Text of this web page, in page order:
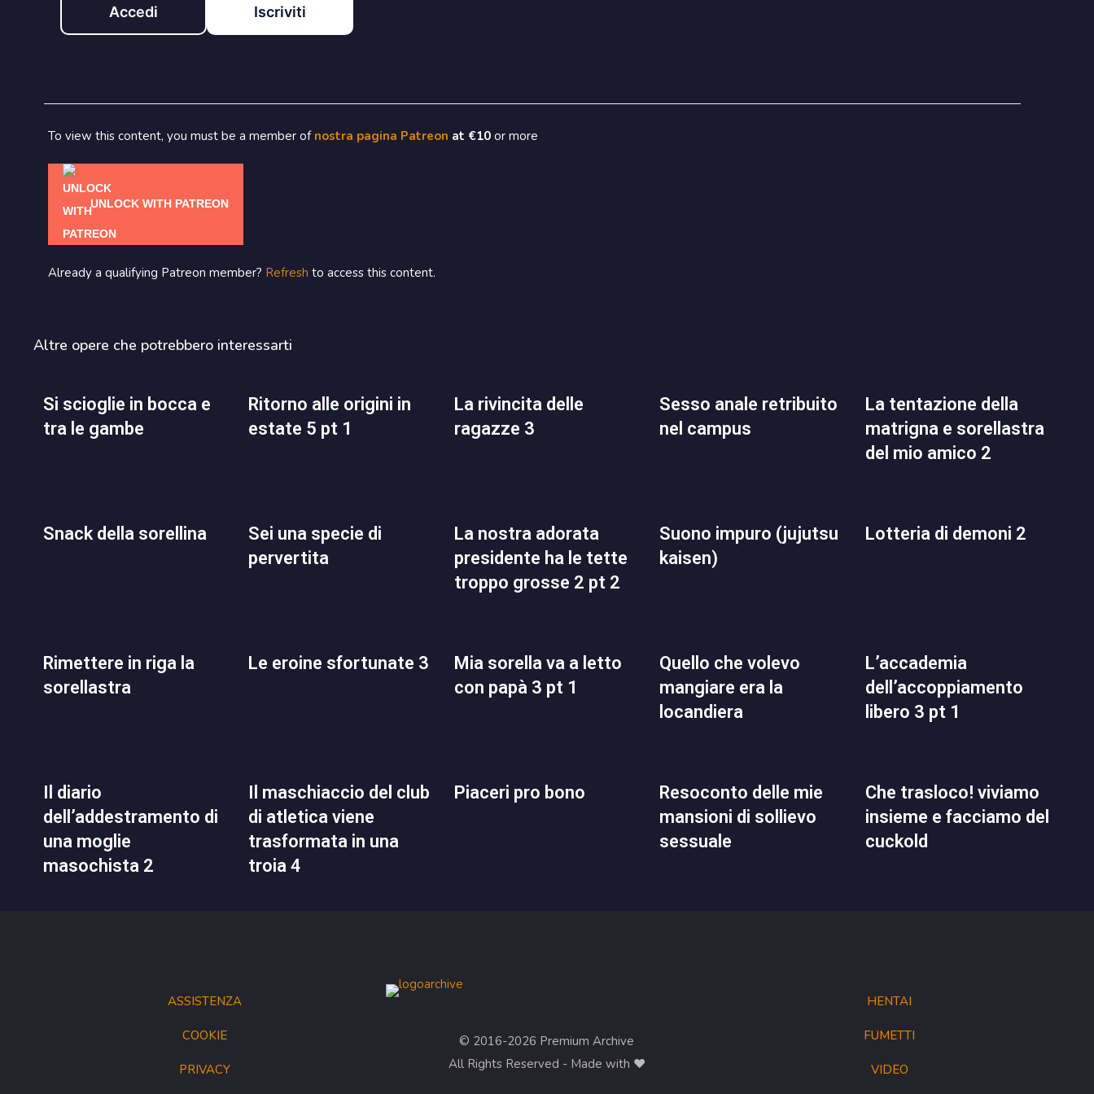
Accedi Iscriviti
To view this content, you must be a member of nostra pagina Patreon at €10 or more
UNLOCK WITH PATREON
Already a qualifying Patreon member? Refresh to access this content.
Altre opere che potrebbero interessarti
si scioglie in bocca e
tra le gambe
ritorno alle origini in
estate 5 pt 1
la rivincita delle
ragazze 3
sesso anale retribuito
nel campus
la tentazione della
matrigna e sorellastra
del mio amico 2
snack della sorellina
sei una specie di
pervertita
la nostra adorata
presidente ha le tette
troppo grosse 2 pt 2
suono impuro (jujutsu
kaisen)
lotteria di demoni 2
rimettere in riga la
sorellastra
le eroine sfortunate 3
mia sorella va a letto
con papà 3 pt 1
quello che volevo
mangiare era la
locandiera
l’accademia
dell’accoppiamento
libero 3 pt 1
il diario
dell’addestramento di
una moglie
masochista 2
il maschiaccio del club
di atletica viene
trasformata in una
troia 4
piaceri pro bono
resoconto delle mie
mansioni di sollievo
sessuale
che trasloco! viviamo
insieme e facciamo del
cuckold
ASSISTENZA
COOKIE
PRIVACY
© 2016-2026 Premium Archive
All Rights Reserved - Made with ❤︎
HENTAI
FUMETTI
VIDEO